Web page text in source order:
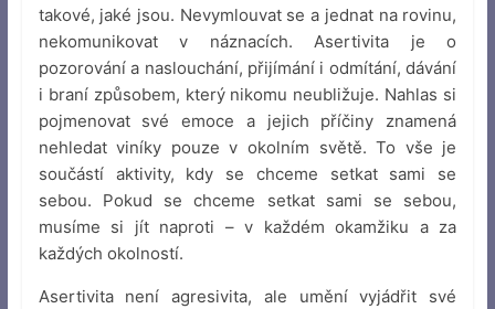
takové, jaké jsou. Nevymlouvat se a jednat na rovinu,
nekomunikovat v náznacích. Asertivita je o
pozorování a naslouchání, přijímání i odmítání, dávání
i braní způsobem, který nikomu neubližuje. Nahlas si
pojmenovat své emoce a jejich příčiny znamená
nehledat viníky pouze v okolním světě. To vše je
součástí aktivity, kdy se chceme setkat sami se
sebou. Pokud se chceme setkat sami se sebou,
musíme si jít naproti – v každém okamžiku a za
každých okolností.
Asertivita není agresivita, ale umění vyjádřit své